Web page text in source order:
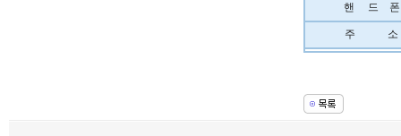
핸 드 폰
주 소